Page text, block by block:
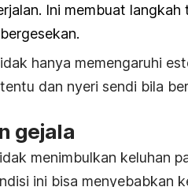
Ini membuat
hanya memengaruhi
dan nyeri sendi bila
gejala
menimbulkan keluhan
ini bisa menyebabkan